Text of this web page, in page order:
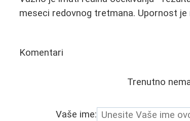
meseci redovnog tretmana. Upornost
Komentari
Trenutno
Vaše ime: